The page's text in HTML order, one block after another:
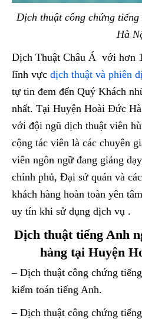
Dịch thuật công chứng
Hà
Dịch Thuật Châu Á với hơn
lĩnh vực dịch thuật và phiên
tự tin đem đến Quý Khách
nhất. Tại Huyện Hoài Đức
với đội ngũ dịch thuật viên
cộng tác viên là các chuyên
viên ngôn ngữ đang giảng
chính phủ, Đại sứ quán và
khách hàng hoàn toàn yên
uy tín khi sử dụng dịch vụ .
Dịch thuật tiếng Anh
hàng tại Huyện
– Dịch thuật công chứng
kiểm toán tiếng Anh.
– Dịch thuật công chứng